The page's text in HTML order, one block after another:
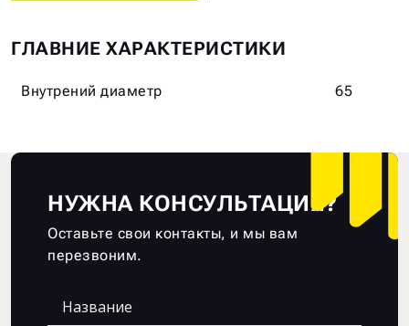
ГЛАВНИЕ ХАРАКТЕРИСТИКИ
Внутрений диаметр 65
НУЖНА КОНСУЛЬТАЦИЯ?
Оставьте свои контакты, и мы вам
перезвоним.